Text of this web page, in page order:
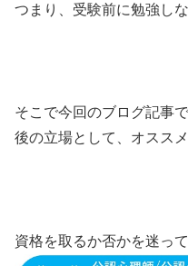
つまり、受験前に勉強し
そこで今回のブログ記事
後の立場として、オスス
資格を取るか否かを迷っ